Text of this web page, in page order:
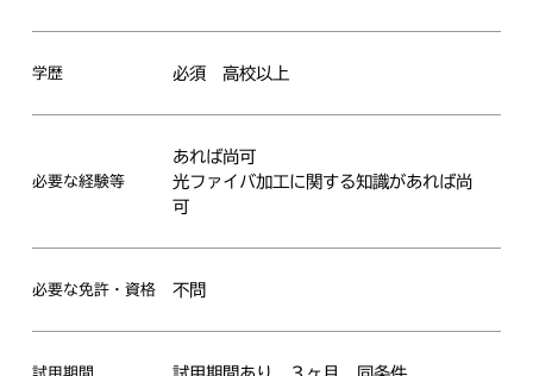
学歴 必須 高校以上
必要な経験等
あれば尚可
光ファイバ加工に関する知識があれば尚
可
必要な免許・資格 不問
試用期間